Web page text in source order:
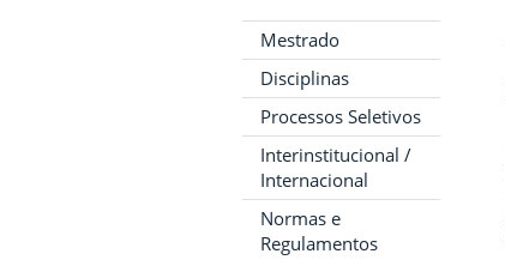
Mestrado
Disciplinas
Processos Seletivos
Interinstitucional /
Internacional
Normas e
Regulamentos